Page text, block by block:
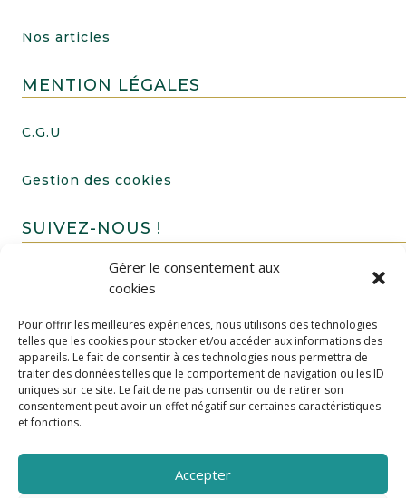
Gérer le consentement aux
cookies
Pour offrir les meilleures expériences, nous utilisons des technologies
telles que les cookies pour stocker et/ou accéder aux informations des
appareils. Le fait de consentir à ces technologies nous permettra de
traiter des données telles que le comportement de navigation ou les ID
uniques sur ce site. Le fait de ne pas consentir ou de retirer son
consentement peut avoir un effet négatif sur certaines caractéristiques
et fonctions.
Accepter
Nos articles
MENTION LÉGALES
C.G.U
Gestion des cookies
SUIVEZ-NOUS !
FAIRE UN DON